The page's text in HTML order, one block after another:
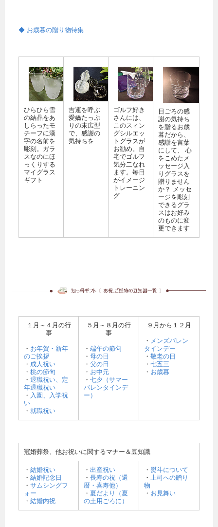
◆ お歳暮の贈り物特集
ひらひら雪
の結晶をあ
しらったモ
チーフに漢
字の名前を
彫刻。ガラ
スなのにほ
っくりする
マイグラス
ギフト
吉運を呼ぶ
愛嬌たっぷ
りの末広型
で、感謝の
気持ちを
ゴルフ好き
さんには、
このスィン
グシルエッ
トグラスが
お勧め。自
宅でゴルフ
気分二なれ
ます。毎日
がイメージ
トレーニン
グ
日ごろの感
謝の気持ち
を贈るお歳
暮だから、
感謝を言葉
にして、 心
をこめたメ
ッセージ入
りグラスを
贈りません
か？ メッセ
ージを彫刻
できるグラ
スはお好み
のものに変
更できます
１月～４月の行
事
・ お年賀・新年
のご挨拶
・ 成人祝い
・ 桃の節句
・ 退職祝い、定
年退職祝い
・ 入園、入学祝
い
・ 就職祝い
５月～８月の行
事
・ 端午の節句
・ 母の日
・ 父の日
・ お中元
・ 七夕（サマー
バレンタインデ
ー）
９月から１２月
・ メンズバレン
タインデー
・ 敬老の日
・ 七五三
・ お歳暮
冠婚葬祭、他お祝いに関するマナー＆豆知識
・ 結婚祝い
・ 結婚記念日
・ サムシングフ
ォー
・ 結婚内祝
・ 出産祝い
・ 長寿の祝（還
暦・喜寿他）
・ 夏だより（夏
の土用ごろに）
・ 熨斗について
・ 上司への贈り
物
・ お見舞い